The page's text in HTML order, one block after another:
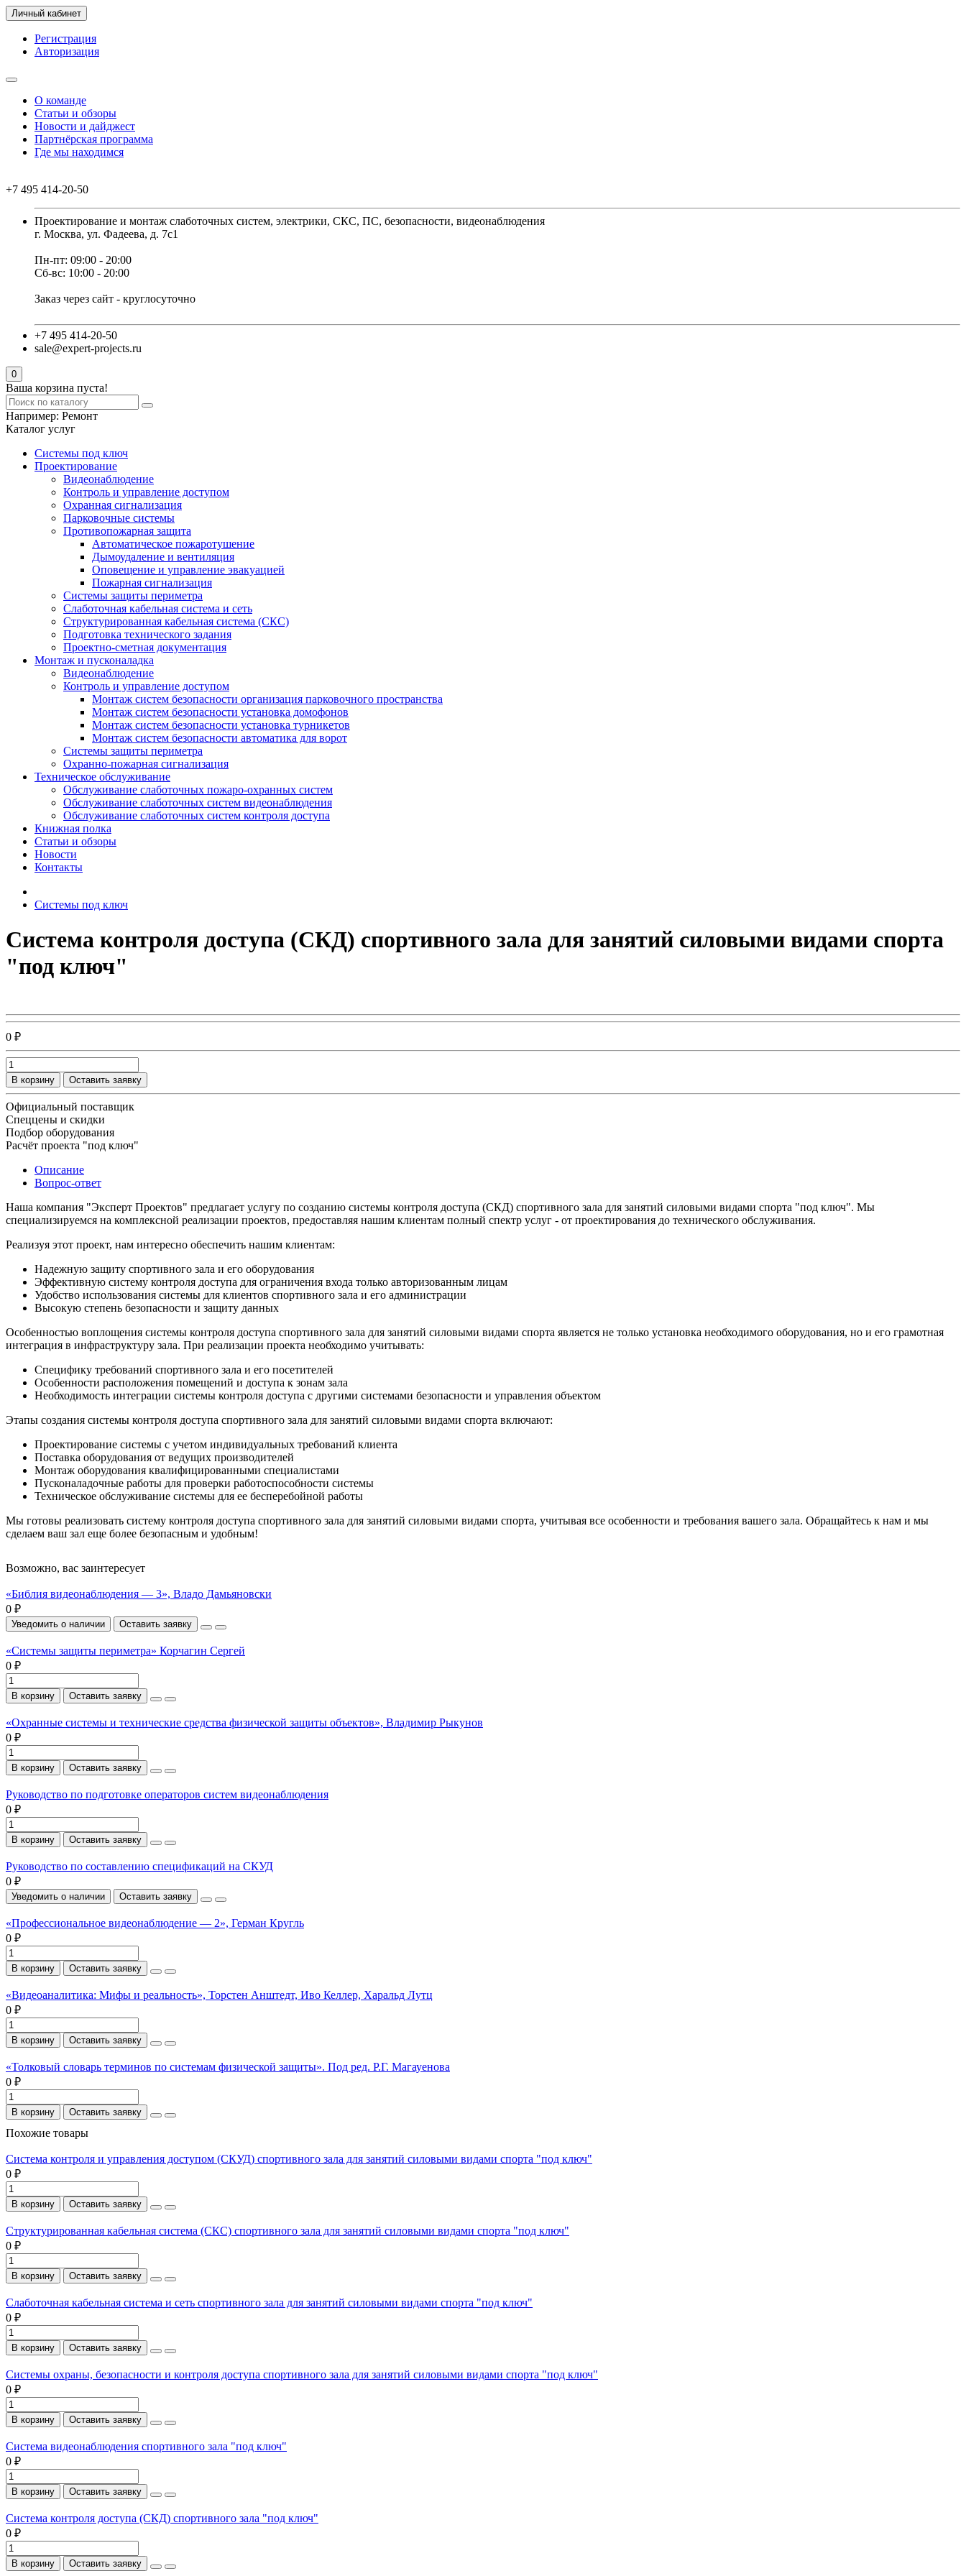
Личный кабинет
Регистрация
Авторизация
О команде
Статьи и обзоры
Новости и дайджест
Партнёрская программа
Где мы находимся
+7 495 414-20-50
Проектирование и монтаж слаботочных систем, электрики, СКС, ПС, безопасности, видеонаблюдения
г. Москва, ул. Фадеева, д. 7с1
Пн-пт: 09:00 - 20:00
Сб-вс: 10:00 - 20:00
Заказ через сайт - круглосуточно
+7 495 414-20-50
sale@expert-projects.ru
0
Ваша корзина пуста!
Например: Ремонт
Каталог услуг
Системы под ключ
Проектирование
Видеонаблюдение
Контроль и управление доступом
Охранная сигнализация
Парковочные системы
Противопожарная защита
Автоматическое пожаротушение
Дымоудаление и вентиляция
Оповещение и управление эвакуацией
Пожарная сигнализация
Системы защиты периметра
Слаботочная кабельная система и сеть
Структурированная кабельная система (СКС)
Подготовка технического задания
Проектно-сметная документация
Монтаж и пусконаладка
Видеонаблюдение
Контроль и управление доступом
Монтаж систем безопасности организация парковочного пространства
Монтаж систем безопасности установка домофонов
Монтаж систем безопасности установка турникетов
Монтаж систем безопасности автоматика для ворот
Системы защиты периметра
Охранно-пожарная сигнализация
Техническое обслуживание
Обслуживание слаботочных пожаро-охранных систем
Обслуживание слаботочных систем видеонаблюдения
Обслуживание слаботочных систем контроля доступа
Книжная полка
Статьи и обзоры
Новости
Контакты
Системы под ключ
Система контроля доступа (СКД) спортивного зала для занятий силовыми видами спорта
"под ключ"
0 ₽
В корзину Оставить заявку
Официальный поставщик
Спеццены и скидки
Подбор оборудования
Расчёт проекта "под ключ"
Описание
Вопрос-ответ
Наша компания "Эксперт Проектов" предлагает услугу по созданию системы контроля доступа (СКД) спортивного зала для занятий силовыми видами спорта "под ключ". Мы
специализируемся на комплексной реализации проектов, предоставляя нашим клиентам полный спектр услуг - от проектирования до технического обслуживания.
Реализуя этот проект, нам интересно обеспечить нашим клиентам:
Надежную защиту спортивного зала и его оборудования
Эффективную систему контроля доступа для ограничения входа только авторизованным лицам
Удобство использования системы для клиентов спортивного зала и его администрации
Высокую степень безопасности и защиту данных
Особенностью воплощения системы контроля доступа спортивного зала для занятий силовыми видами спорта является не только установка необходимого оборудования, но и его грамотная
интеграция в инфраструктуру зала. При реализации проекта необходимо учитывать:
Специфику требований спортивного зала и его посетителей
Особенности расположения помещений и доступа к зонам зала
Необходимость интеграции системы контроля доступа с другими системами безопасности и управления объектом
Этапы создания системы контроля доступа спортивного зала для занятий силовыми видами спорта включают:
Проектирование системы с учетом индивидуальных требований клиента
Поставка оборудования от ведущих производителей
Монтаж оборудования квалифицированными специалистами
Пусконаладочные работы для проверки работоспособности системы
Техническое обслуживание системы для ее бесперебойной работы
Мы готовы реализовать систему контроля доступа спортивного зала для занятий силовыми видами спорта, учитывая все особенности и требования вашего зала. Обращайтесь к нам и мы
сделаем ваш зал еще более безопасным и удобным!
Возможно, вас заинтересует
«Библия видеонаблюдения — 3», Владо Дамьяновски
0 ₽
Уведомить о наличии Оставить заявку
«Системы защиты периметра» Корчагин Сергей
0 ₽
В корзину Оставить заявку
«Охранные системы и технические средства физической защиты объектов», Владимир Рыкунов
0 ₽
В корзину Оставить заявку
Руководство по подготовке операторов систем видеонаблюдения
0 ₽
В корзину Оставить заявку
Руководство по составлению спецификаций на СКУД
0 ₽
Уведомить о наличии Оставить заявку
«Профессиональное видеонаблюдение — 2», Герман Кругль
0 ₽
В корзину Оставить заявку
«Видеоаналитика: Мифы и реальность», Торстен Анштедт, Иво Келлер, Харальд Лутц
0 ₽
В корзину Оставить заявку
«Толковый словарь терминов по системам физической защиты». Под ред. Р.Г. Магауенова
0 ₽
В корзину Оставить заявку
Похожие товары
Система контроля и управления доступом (СКУД) спортивного зала для занятий силовыми видами спорта "под ключ"
0 ₽
В корзину Оставить заявку
Структурированная кабельная система (СКС) спортивного зала для занятий силовыми видами спорта "под ключ"
0 ₽
В корзину Оставить заявку
Слаботочная кабельная система и сеть спортивного зала для занятий силовыми видами спорта "под ключ"
0 ₽
В корзину Оставить заявку
Системы охраны, безопасности и контроля доступа спортивного зала для занятий силовыми видами спорта "под ключ"
0 ₽
В корзину Оставить заявку
Система видеонаблюдения спортивного зала "под ключ"
0 ₽
В корзину Оставить заявку
Система контроля доступа (СКД) спортивного зала "под ключ"
0 ₽
В корзину Оставить заявку